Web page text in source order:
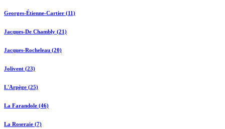
Georges-Étienne-Cartier (11)
Jacques-De Chambly (21)
Jacques-Rocheleau (20)
Jolivent (23)
L'Arpège (25)
La Farandole (46)
La Roseraie (7)